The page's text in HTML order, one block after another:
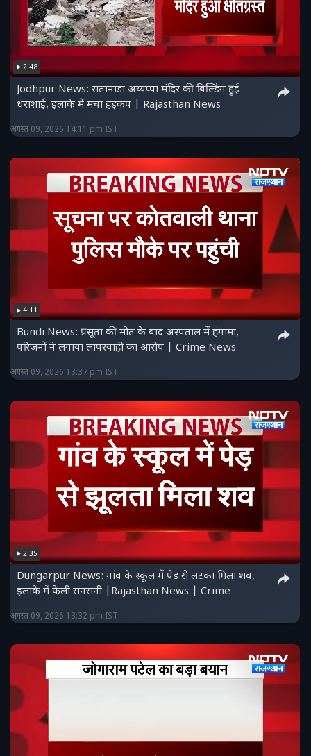
2:48
Jodhpur News: रातानाडा अय्यप्पा मंदिर की बिल्डिंग हुई
धराशाई, इलाके में मचा हड़कंप | Rajasthan News
अगस्त 09, 2026 14:11 pm IST
4:11
Bundi News: प्रसूता की मौत के बाद अस्पताल में हंगामा,
परिजनों ने लगाया लापरवाही का आरोप | Crime News
अगस्त 09, 2026 13:37 pm IST
2:35
Dungarpur News: गांव के स्कूल में पेड़ से लटका मिला शव,
इलाके में फैली सनसनी |Rajasthan News | Crime
अगस्त 09, 2026 13:32 pm IST